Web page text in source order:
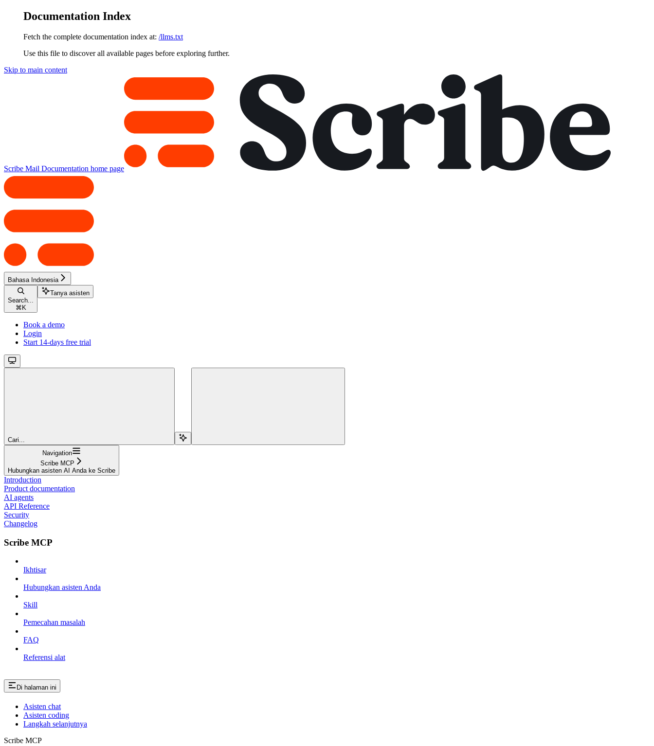
Documentation Index
Fetch the complete documentation index at: /llms.txt
Use this file to discover all available pages before exploring further.
Skip to main content
Scribe Mail Documentation home page
Bahasa Indonesia
Search...
⌘ K
Tanya asisten
Book a demo
Login
Start 14-days free trial
Cari...
Navigation
Scribe MCP
Hubungkan asisten AI Anda ke Scribe
Introduction
Product documentation
AI agents
API Reference
Security
Changelog
Scribe MCP
Ikhtisar
Hubungkan asisten Anda
Skill
Pemecahan masalah
FAQ
Referensi alat
Di halaman ini
Asisten chat
Asisten coding
Langkah selanjutnya
Scribe MCP